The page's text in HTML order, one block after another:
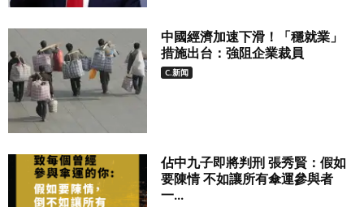
中國經濟加速下滑！「穩就業」
措施出台：強阻企業裁員
C.新闻
佔中九子即將判刑 張秀賢：假如
要陳情 不如讓所有傘運參與者
一...